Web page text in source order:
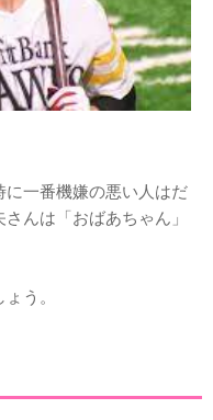
一番機嫌の悪い人はだ
んは「おばあちゃん」
う。